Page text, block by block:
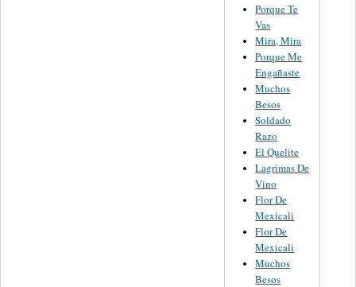
Porque Te
Vas
Mira, Mira
Porque Me
Engañaste
Muchos
Besos
Soldado
Razo
El Quelite
Lagrimas De
Vino
Flor De
Mexicali
Flor De
Mexicali
Muchos
Besos